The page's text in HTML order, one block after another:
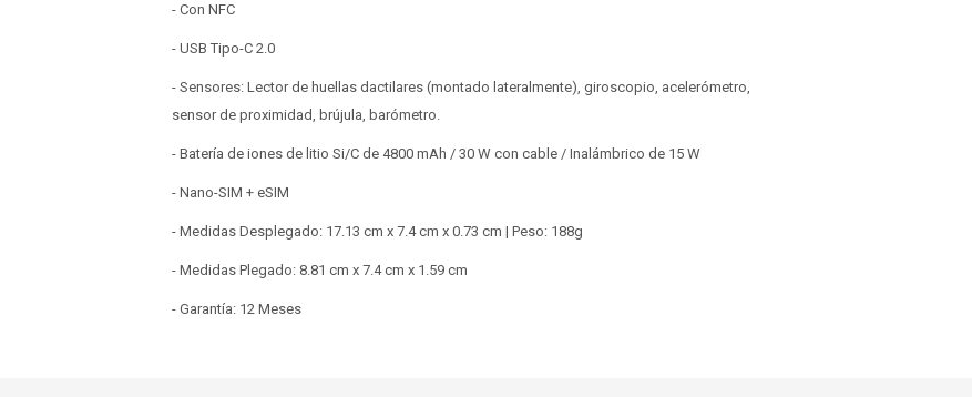
- Con NFC
- USB Tipo-C 2.0
- Sensores: Lector de huellas dactilares (montado lateralmente), giroscopio, acelerómetro,
sensor de proximidad, brújula, barómetro.
- Batería de iones de litio Si/C de 4800 mAh / 30 W con cable / Inalámbrico de 15 W
- Nano-SIM + eSIM
- Medidas Desplegado: 17.13 cm x 7.4 cm x 0.73 cm | Peso: 188g
- Medidas Plegado: 8.81 cm x 7.4 cm x 1.59 cm
- Garantía: 12 Meses